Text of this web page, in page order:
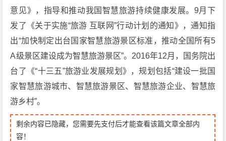
意见》，指导和推动我国智慧旅游持续健康发展。9月下
发了《关于实施“旅游 互联网”行动计划的通知》，通知指
出“加快制定出台国家智慧旅游景区标准，推动全国所有5
A级景区建设成为智慧旅游景区”。2016年12月，国务院出
台了《“十三五”旅游业发展规划》，规划包括“建设一批国
家智慧旅游城市、智慧旅游景区、智慧旅游企业、智慧旅
游乡村”。
剩余内容已隐藏，您需要先支付后才能查看该篇文章全部内
容！